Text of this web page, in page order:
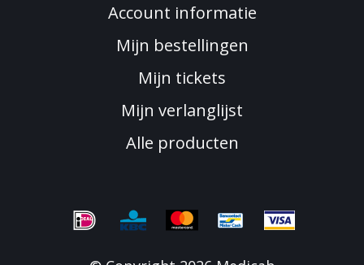
Account informatie
Mijn bestellingen
Mijn tickets
Mijn verlanglijst
Alle producten